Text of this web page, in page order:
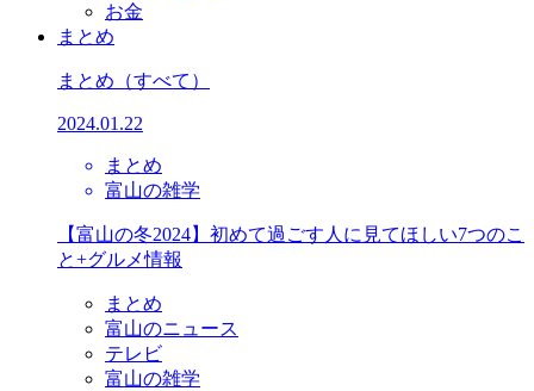
お金
まとめ
まとめ （すべて）
2024.01.22
まとめ
富山の雑学
【富山の冬2024】初めて過ごす人に見てほしい7つのこ
と+グルメ情報
まとめ
富山のニュース
テレビ
富山の雑学